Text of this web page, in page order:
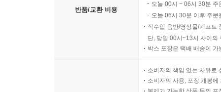
반품/교환 비용
오늘 00시 ~ 06시 30분
오늘 06시 30분 이후 주
직수입 음반/영상물/기프트
단, 당일 00시~13시 사이의
박스 포장은 택배 배송이
소비자의 책임 있는 사유로
소비자의 사용, 포장 개봉